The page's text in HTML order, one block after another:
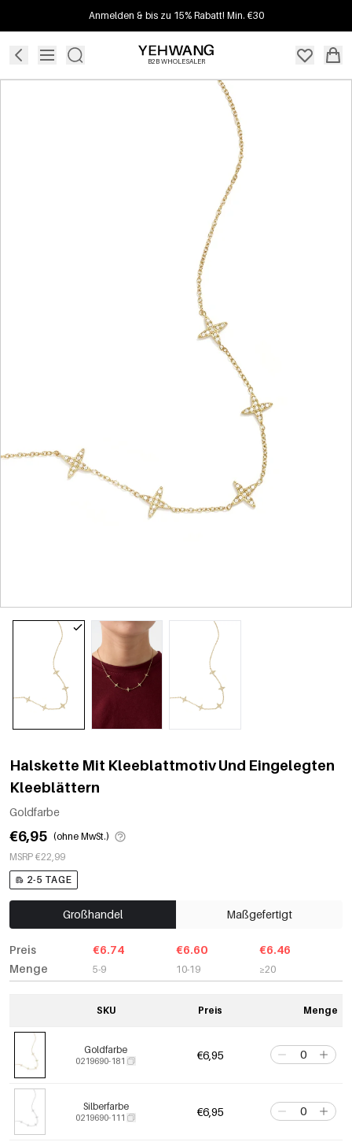
Anmelden & bis zu 15% Rabatt! Min. €30
B2B WHOLESALER
Halskette Mit Kleeblattmotiv Und Eingelegten
Kleeblättern
Goldfarbe
€6,95 (ohne MwSt.)
MSRP €22,99
2-5 TAGE
Großhandel Maßgefertigt
Preis
Menge
€6.74
5-9
€6.60
10-19
€6.46
≥20
SKU Preis Menge
Goldfarbe
0219690-181 €6,95
Silberfarbe
0219690-111 €6,95